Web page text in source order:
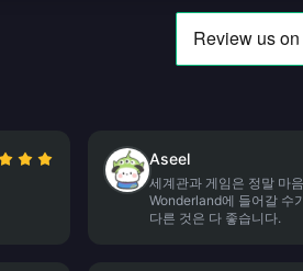
Aseel
세계관과 게임은 정말 마
Wonderland에 들어갈 수
다른 것은 다 좋습니다.